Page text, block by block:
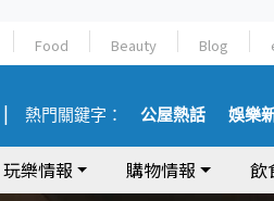
Food Beauty Blog
熱門關鍵字： 公屋熱話 娛樂
玩樂情報 購物情報 飲